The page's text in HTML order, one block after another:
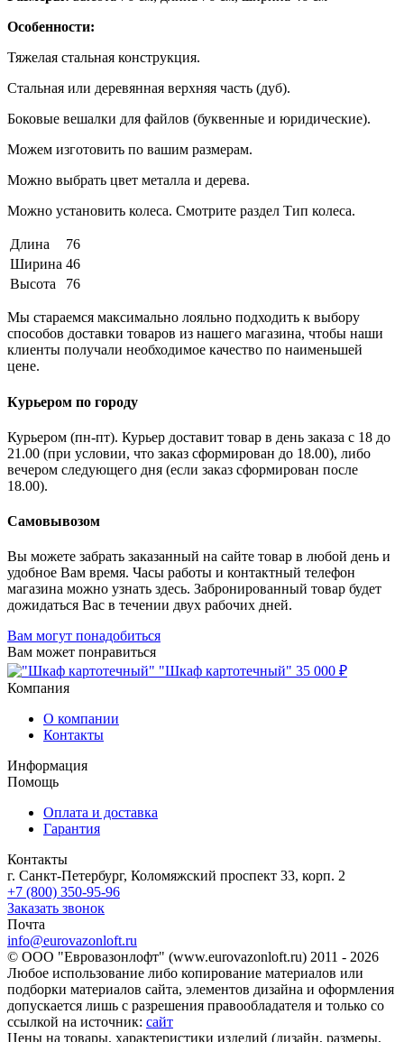
Особенности:
Тяжелая стальная конструкция.
Стальная или деревянная верхняя часть (дуб).
Боковые вешалки для файлов (буквенные и юридические).
Можем изготовить по вашим размерам.
Можно выбрать цвет металла и дерева.
Можно установить колеса. Смотрите раздел Тип колеса.
Длина
76
Ширина 46
Высота
76
Мы стараемся максимально лояльно подходить к выбору
способов доставки товаров из нашего магазина, чтобы наши
клиенты получали необходимое качество по наименьшей
цене.
Курьером по городу
Курьером (пн-пт). Курьер доставит товар в день заказа с 18 до
21.00 (при условии, что заказ сформирован до 18.00), либо
вечером следующего дня (если заказ сформирован после
18.00).
Самовывозом
Вы можете забрать заказанный на сайте товар в любой день и
удобное Вам время. Часы работы и контактный телефон
магазина можно узнать здесь. Забронированный товар будет
дожидаться Вас в течении двух рабочих дней.
Вам могут понадобиться
Вам может понравиться
"Шкаф картотечный" 35 000 ₽
Компания
О компании
Контакты
Информация
Помощь
Оплата и доставка
Гарантия
Контакты
г. Санкт-Петербург, Коломяжский проспект 33, корп. 2
+7 (800) 350-95-96
Заказать звонок
Почта
info@eurovazonloft.ru
© ООО "Евровазонлофт" (www.eurovazonloft.ru) 2011 - 2026
Любое использование либо копирование материалов или
подборки материалов сайта, элементов дизайна и оформления
допускается лишь с разрешения правообладателя и только со
ссылкой на источник: сайт
Цены на товары, характеристики изделий (дизайн, размеры,